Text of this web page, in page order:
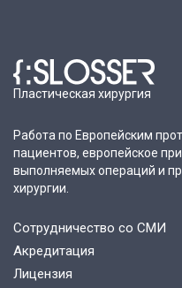
Пластическая хирургия
Работа по Европейским
пациентов, европейское
выполняемых операций и
хирургии.
Сотрудничество со СМИ
Акредитация
Лицензия